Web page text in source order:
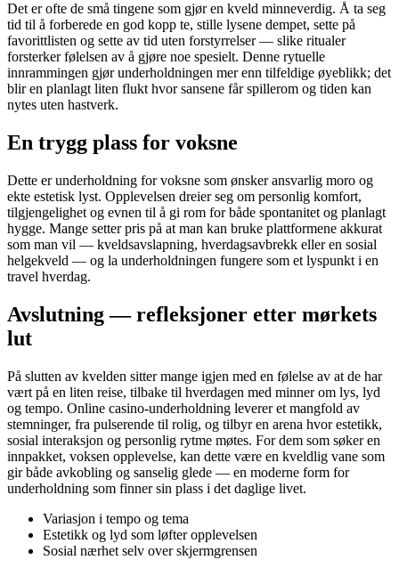
Det er ofte de små tingene som gjør en kveld minneverdig. Å ta seg
tid til å forberede en god kopp te, stille lysene dempet, sette på
favorittlisten og sette av tid uten forstyrrelser — slike ritualer
forsterker følelsen av å gjøre noe spesielt. Denne rytuelle
innrammingen gjør underholdningen mer enn tilfeldige øyeblikk; det
blir en planlagt liten flukt hvor sansene får spillerom og tiden kan
nytes uten hastverk.
En trygg plass for voksne
Dette er underholdning for voksne som ønsker ansvarlig moro og
ekte estetisk lyst. Opplevelsen dreier seg om personlig komfort,
tilgjengelighet og evnen til å gi rom for både spontanitet og planlagt
hygge. Mange setter pris på at man kan bruke plattformene akkurat
som man vil — kveldsavslapning, hverdagsavbrekk eller en sosial
helgekveld — og la underholdningen fungere som et lyspunkt i en
travel hverdag.
Avslutning — refleksjoner etter mørkets
lut
På slutten av kvelden sitter mange igjen med en følelse av at de har
vært på en liten reise, tilbake til hverdagen med minner om lys, lyd
og tempo. Online casino-underholdning leverer et mangfold av
stemninger, fra pulserende til rolig, og tilbyr en arena hvor estetikk,
sosial interaksjon og personlig rytme møtes. For dem som søker en
innpakket, voksen opplevelse, kan dette være en kveldlig vane som
gir både avkobling og sanselig glede — en moderne form for
underholdning som finner sin plass i det daglige livet.
Variasjon i tempo og tema
Estetikk og lyd som løfter opplevelsen
Sosial nærhet selv over skjermgrensen